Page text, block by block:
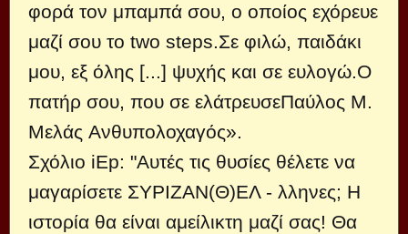
φορά τον μπαμπά σου, ο οποίος εχόρευε
μαζί σου το two steps.Σε φιλώ, παιδάκι
μου, εξ όλης [...] ψυχής και σε ευλογώ.Ο
πατήρ σου, που σε ελάτρευσεΠαύλος Μ.
Μελάς Ανθυπολοχαγός».
Σχόλιο iEp: "Αυτές τις θυσίες θέλετε να
μαγαρίσετε ΣΥΡΙΖΑΝ(Θ)ΕΛ - λληνες; Η
ιστορία θα είναι αμείλικτη μαζί σας! Θα